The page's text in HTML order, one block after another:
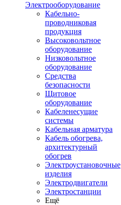
Электрооборудование
Кабельно-
проводниковая
продукция
Высоковольтное
оборудование
Низковольтное
оборудование
Средства
безопасности
Щитовое
оборудование
Кабеленесущие
системы
Кабельная арматура
Кабель обогрева,
архитектурный
обогрев
Электроустановочные
изделия
Электродвигатели
Электростанции
Ещё